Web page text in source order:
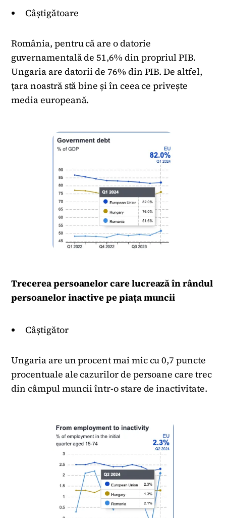
Câștigătoare
România, pentru că are o datorie
guvernamentală de 51,6% din propriul PIB.
Ungaria are datorii de 76% din PIB. De altfel,
țara noastră stă bine și în ceea ce privește
media europeană.
Trecerea persoanelor care lucrează în rândul
persoanelor inactive pe piața muncii
Câștigător
Ungaria are un procent mai mic cu 0,7 puncte
procentuale ale cazurilor de persoane care trec
din câmpul muncii într-o stare de inactivitate.